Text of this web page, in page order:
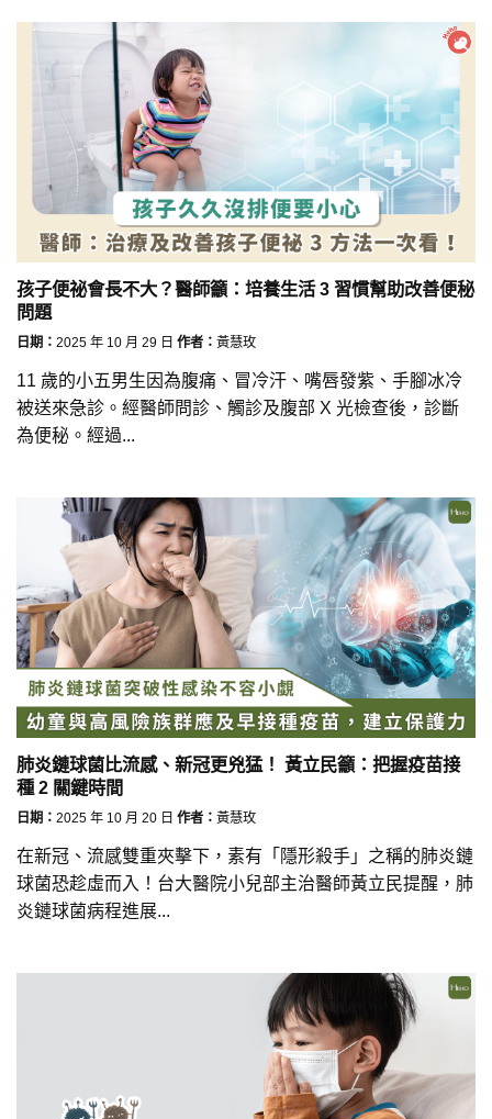
孩子便祕會長不大？醫師籲：培養生活 3 習慣幫助改善便秘
問題
日期： 2025 年 10 月 29 日 作者： 黃慧玫
11 歲的小五男生因為腹痛、冒冷汗、嘴唇發紫、手腳冰冷
被送來急診。經醫師問診、觸診及腹部 X 光檢查後，診斷
為便秘。經過...
肺炎鏈球菌比流感、新冠更兇猛！ 黃立民籲：把握疫苗接
種 2 關鍵時間
日期： 2025 年 10 月 20 日 作者： 黃慧玫
在新冠、流感雙重夾擊下，素有「隱形殺手」之稱的肺炎鏈
球菌恐趁虛而入！台大醫院小兒部主治醫師黃立民提醒，肺
炎鏈球菌病程進展...